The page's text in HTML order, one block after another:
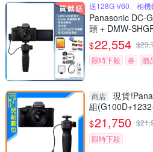
送128G V60、相
Panasonic DC-
頭 + DMW-
$22,554 $
限時下殺
券 贈
商店
現貨
組
$21,750 $
限時下殺